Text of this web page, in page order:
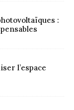
:
l’espace